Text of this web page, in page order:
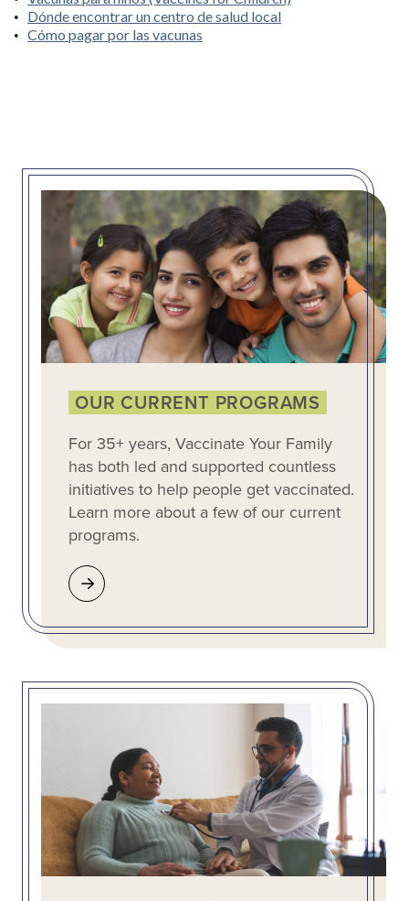
Dónde encontrar un centro de salud local
Cómo pagar por las vacunas
OUR CURRENT PROGRAMS
For 35+ years, Vaccinate Your Family
has both led and supported countless
initiatives to help people get vaccinated.
Learn more about a few of our current
programs.